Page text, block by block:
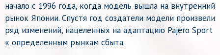
начало с 1996 года, когда модель вышла на внутренний
рынок Японии. Спустя год создатели модели произвели
ряд изменений, нацеленных на адаптацию Pajero Sport
к определенным рынкам сбыта.